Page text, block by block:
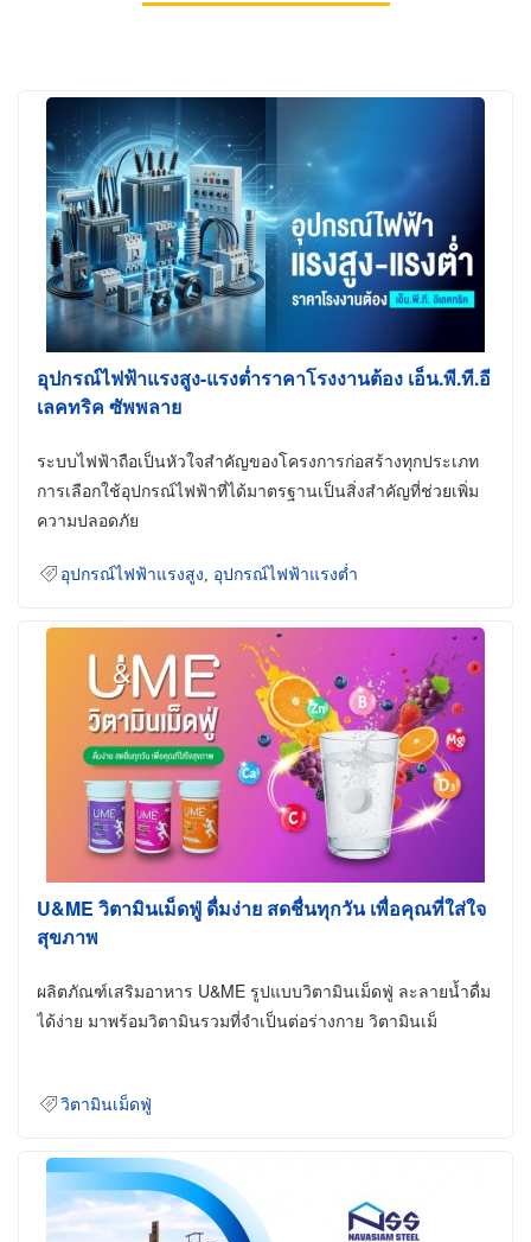
อุปกรณ์ไฟฟ้าแรงสูง-แรงต่ำราคาโรงงานต้อง เอ็น.พี.ที.อี
เลคทริค ซัพพลาย
ระบบไฟฟ้าถือเป็นหัวใจสำคัญของโครงการก่อสร้างทุกประเภท
การเลือกใช้อุปกรณ์ไฟฟ้าที่ได้มาตรฐานเป็นสิ่งสำคัญที่ช่วยเพิ่ม
ความปลอดภัย
อุปกรณ์ไฟฟ้าแรงสูง อุปกรณ์ไฟฟ้าแรงต่ำ
U&ME วิตามินเม็ดฟู่ ดื่มง่าย สดชื่นทุกวัน เพื่อคุณที่ใส่ใจ
สุขภาพ
ผลิตภัณฑ์เสริมอาหาร U&ME รูปแบบวิตามินเม็ดฟู่ ละลายน้ำดื่ม
ได้ง่าย มาพร้อมวิตามินรวมที่จำเป็นต่อร่างกาย วิตามินเม็
วิตามินเม็ดฟู่